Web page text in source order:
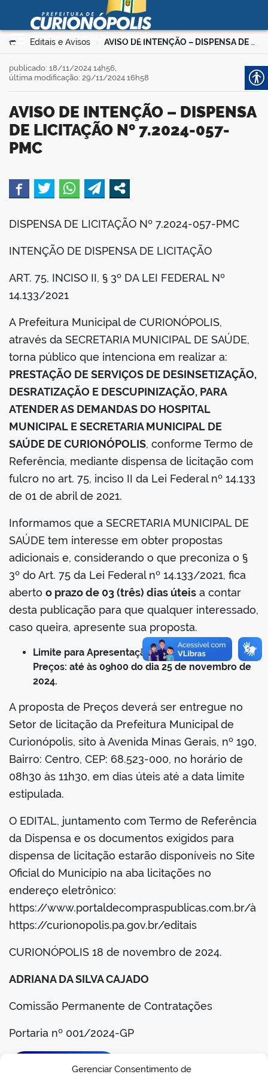
Gerenciar Consentimento de
Ir para o conteúdo
Prefeitura Municipal de
Curionópolis
Você está aqui:
Editais e Avisos > AVISO DE INTENÇÃO – DISPENSA DE LICITAÇÃO Nº 7.2024-057-PMC
AVISO DE INTENÇÃO – DISPENSA
DE LICITAÇÃO Nº 7.2024-057-
PMC
publicado: 18/11/2024 14h56,
última modificação: 29/11/2024 16h58
DISPENSA DE LICITAÇÃO Nº 7.2024-057-PMC
INTENÇÃO DE DISPENSA DE LICITAÇÃO
ART. 75, INCISO II, § 3º DA LEI FEDERAL Nº
14.133/2021
A Prefeitura Municipal de CURIONÓPOLIS,
através da SECRETARIA MUNICIPAL DE SAÚDE,
torna público que intenciona em realizar a:
PRESTAÇÃO DE SERVIÇOS DE DESINSETIZAÇÃO,
DESRATIZAÇÃO E DESCUPINIZAÇÃO, PARA
ATENDER AS DEMANDAS DO HOSPITAL
MUNICIPAL E SECRETARIA MUNICIPAL DE
SAÚDE DE CURIONÓPOLIS, conforme Termo de
Referência, mediante dispensa de licitação com
fulcro no art. 75, inciso II da Lei Federal nº 14.133
de 01 de abril de 2021.
Informamos que a SECRETARIA MUNICIPAL DE
SAÚDE tem interesse em obter propostas
adicionais e, considerando o que preconiza o §
3º do Art. 75 da Lei Federal nº 14.133/2021, fica
aberto o prazo de 03 (três) dias úteis a contar
desta publicação para que qualquer interessado,
caso queira, apresente sua proposta.
Limite para Apresentação da Proposta de
Preços: até às 09h00 do dia 25 de novembro de
2024.
A proposta de Preços deverá ser entregue no
Setor de licitação da Prefeitura Municipal de
Curionópolis, sito à Avenida Minas Gerais, nº 190,
Bairro: Centro, CEP: 68.523-000, no horário de
08h30 às 11h30, em dias úteis até a data limite
estipulada.
O EDITAL, juntamento com Termo de Referência
da Dispensa e os documentos exigidos para
dispensa de licitação estarão disponíveis no Site
Oficial do Município na aba licitações no
endereço eletrônico:
https://www.portaldecompraspublicas.com.br/à
https://curionopolis.pa.gov.br/editais
CURIONÓPOLIS 18 de novembro de 2024.
ADRIANA DA SILVA CAJADO
Comissão Permanente de Contratações
Portaria nº 001/2024-GP
BAIXAR EDITAL